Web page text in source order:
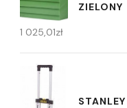
ZIELONY
1 025,01zł